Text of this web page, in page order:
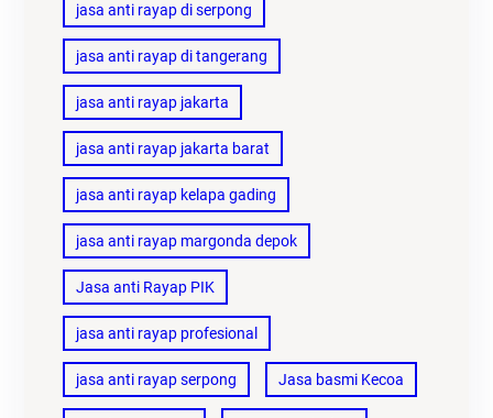
jasa anti rayap di serpong
jasa anti rayap di tangerang
jasa anti rayap jakarta
jasa anti rayap jakarta barat
jasa anti rayap kelapa gading
jasa anti rayap margonda depok
Jasa anti Rayap PIK
jasa anti rayap profesional
jasa anti rayap serpong Jasa basmi Kecoa